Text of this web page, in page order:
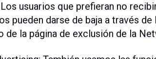
usuarios que prefieran no
pueden darse de baja a través
de la página de exclusión de la